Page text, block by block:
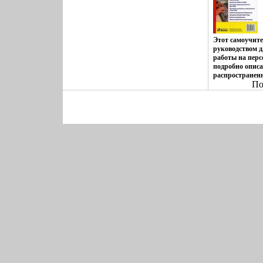
новой главой
фельдшеров
дополненное
Виктор
Этот
руководством
работы на
подробно
Windows 98 и